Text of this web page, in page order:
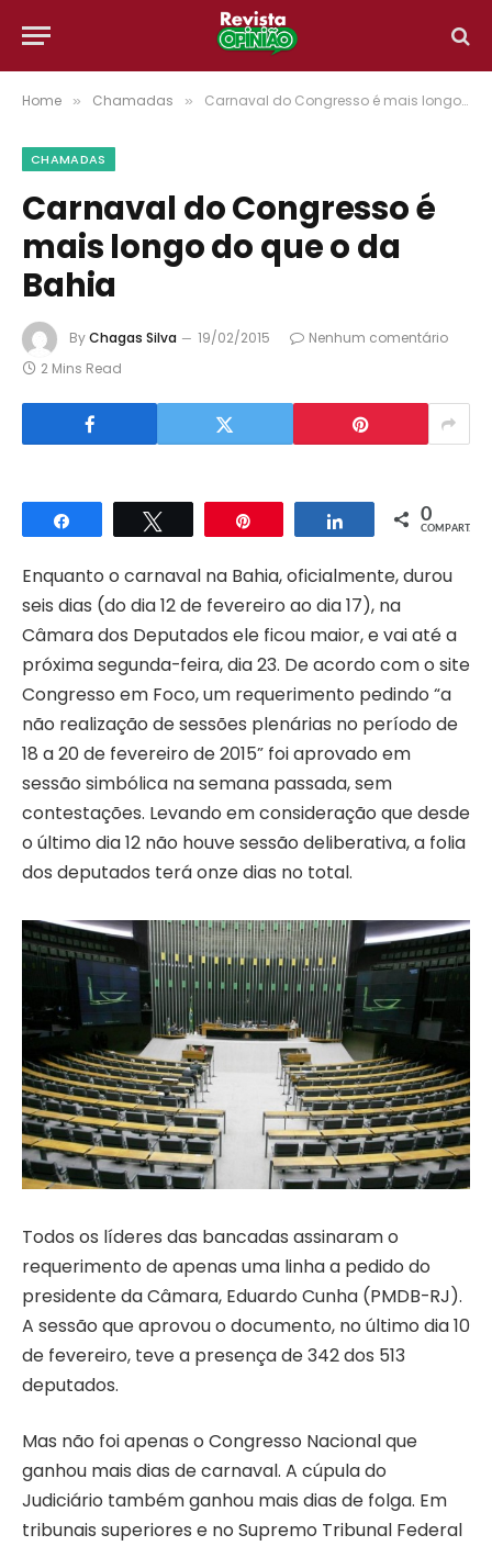
Home » Chamadas » Carnaval do Congresso é mais longo do que o da Bahia
CHAMADAS
Carnaval do Congresso é
mais longo do que o da
Bahia
ByChagas Silva 19/02/2015
Nenhum comentário
2 Mins Read
Compartilhar Compartilhar
0
COMPART.
Enquanto o carnaval na Bahia, oficialmente, durou
seis dias (do dia 12 de fevereiro ao dia 17), na
Câmara dos Deputados ele ficou maior, e vai até a
próxima segunda-feira, dia 23. De acordo com o site
Congresso em Foco, um requerimento pedindo “a
não realização de sessões plenárias no período de
18 a 20 de fevereiro de 2015” foi aprovado em
sessão simbólica na semana passada, sem
contestações. Levando em consideração que desde
o último dia 12 não houve sessão deliberativa, a folia
dos deputados terá onze dias no total.
Todos os líderes das bancadas assinaram o
requerimento de apenas uma linha a pedido do
presidente da Câmara, Eduardo Cunha (PMDB-RJ).
A sessão que aprovou o documento, no último dia 10
de fevereiro, teve a presença de 342 dos 513
deputados.
Mas não foi apenas o Congresso Nacional que
ganhou mais dias de carnaval. A cúpula do
Judiciário também ganhou mais dias de folga. Em
tribunais superiores e no Supremo Tribunal Federal